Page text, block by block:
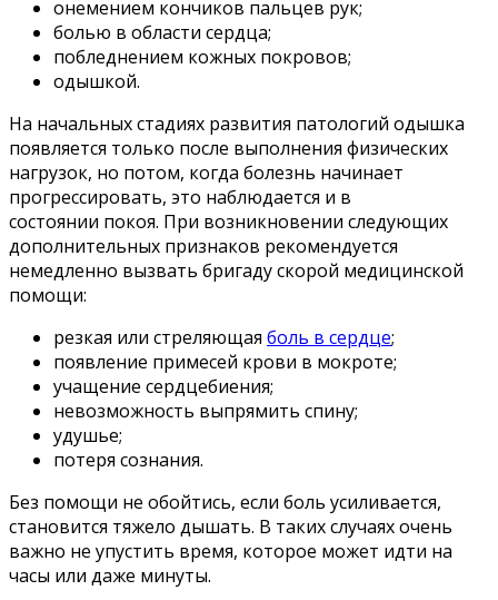
онемением кончиков пальцев рук;
болью в области сердца;
побледнением кожных покровов;
одышкой.
На начальных стадиях развития патологий одышка
появляется только после выполнения физических
нагрузок, но потом, когда болезнь начинает
прогрессировать, это наблюдается и в
состоянии покоя. При возникновении следующих
дополнительных признаков рекомендуется
немедленно вызвать бригаду скорой медицинской
помощи:
резкая или стреляющая боль в сердце;
появление примесей крови в мокроте;
учащение сердцебиения;
невозможность выпрямить спину;
удушье;
потеря сознания.
Без помощи не обойтись, если боль усиливается,
становится тяжело дышать. В таких случаях очень
важно не упустить время, которое может идти на
часы или даже минуты.